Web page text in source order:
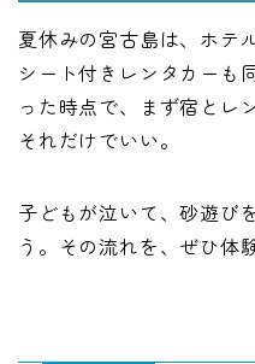
夏休みの宮古島は、ホテ
シート付きレンタカーも
った時点で、まず宿とレ
それだけでいい。
子どもが泣いて、砂遊び
う。その流れを、ぜひ体